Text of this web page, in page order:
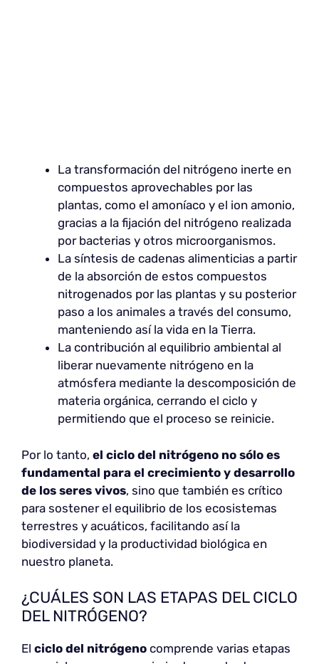
La transformación del nitrógeno inerte en
compuestos aprovechables por las
plantas, como el amoníaco y el ion amonio,
gracias a la fijación del nitrógeno realizada
por bacterias y otros microorganismos.
La síntesis de cadenas alimenticias a partir
de la absorción de estos compuestos
nitrogenados por las plantas y su posterior
paso a los animales a través del consumo,
manteniendo así la vida en la Tierra.
La contribución al equilibrio ambiental al
liberar nuevamente nitrógeno en la
atmósfera mediante la descomposición de
materia orgánica, cerrando el ciclo y
permitiendo que el proceso se reinicie.
Por lo tanto, el ciclo del nitrógeno no sólo es
fundamental para el crecimiento y desarrollo
de los seres vivos, sino que también es crítico
para sostener el equilibrio de los ecosistemas
terrestres y acuáticos, facilitando así la
biodiversidad y la productividad biológica en
nuestro planeta.
¿CUÁLES SON LAS ETAPAS DEL CICLO
DEL NITRÓGENO?
El ciclo del nitrógeno comprende varias etapas